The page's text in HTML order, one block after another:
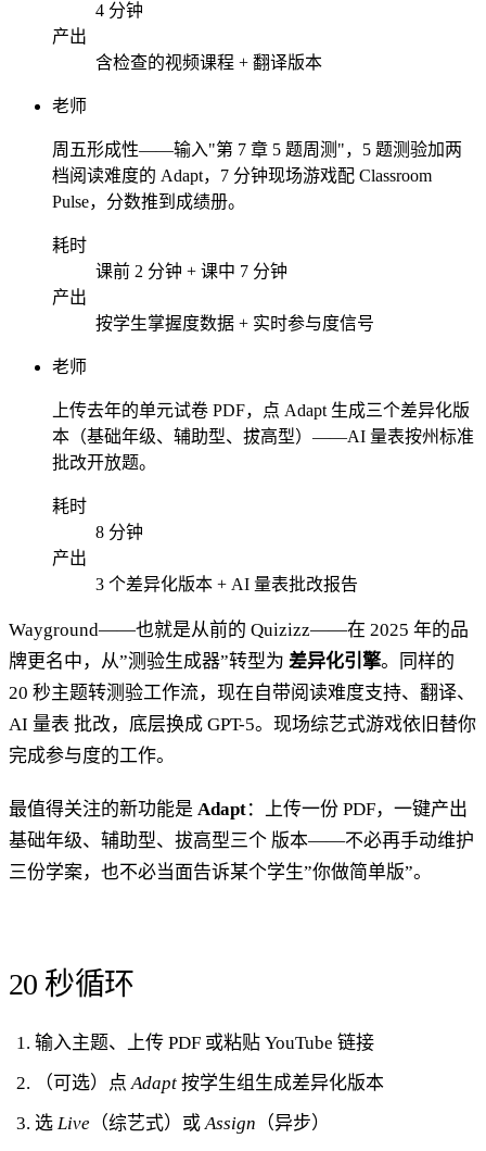
4 分钟
产出
含检查的视频课程 + 翻译版本
老师
周五形成性——输入"第 7 章 5 题周测"，5 题测验加两
档阅读难度的 Adapt，7 分钟现场游戏配 Classroom
Pulse，分数推到成绩册。
耗时
课前 2 分钟 + 课中 7 分钟
产出
按学生掌握度数据 + 实时参与度信号
老师
上传去年的单元试卷 PDF，点 Adapt 生成三个差异化版
本（基础年级、辅助型、拔高型）——AI 量表按州标准
批改开放题。
耗时
8 分钟
产出
3 个差异化版本 + AI 量表批改报告
Wayground——也就是从前的 Quizizz——在 2025 年的品
牌更名中，从”测验生成器”转型为 差异化引擎。同样的
20 秒主题转测验工作流，现在自带阅读难度支持、翻译、
AI 量表 批改，底层换成 GPT-5。现场综艺式游戏依旧替你
完成参与度的工作。
最值得关注的新功能是 Adapt：上传一份 PDF，一键产出
基础年级、辅助型、拔高型三个 版本——不必再手动维护
三份学案，也不必当面告诉某个学生”你做简单版”。
20 秒循环
输入主题、上传 PDF 或粘贴 YouTube 链接
（可选）点Adapt 按学生组生成差异化版本
选 Live （综艺式）或Assign （异步）